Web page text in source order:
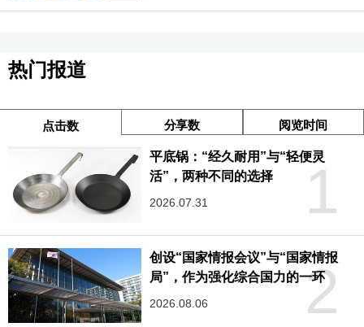
热门报道
点击数 分享数 阅览时间
1
平底锅：“经久耐用”与“轻便灵
活”，两种不同的选择
2026.07.31
2
创设“国家情报会议”与“国家情报
局”，作为强化综合国力的一环
2026.08.06